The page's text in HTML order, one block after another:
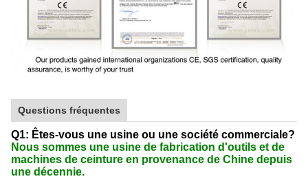
Questions fréquentes
Q1: Êtes-vous une usine ou une société commerciale?
Nous sommes une usine de fabrication d'outils et de
machines de ceinture en provenance de Chine depuis
une décennie.